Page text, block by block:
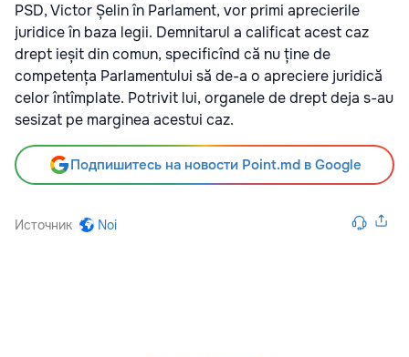
PSD, Victor Șelin în Parlament, vor primi aprecierile
juridice în baza legii. Demnitarul a calificat acest caz
drept ieșit din comun, specificînd că nu ține de
competența Parlamentului să de-a o apreciere juridică
celor întîmplate. Potrivit lui, organele de drept deja s-au
sesizat pe marginea acestui caz.
Подпишитесь на новости Point.md в Google
Источник Noi